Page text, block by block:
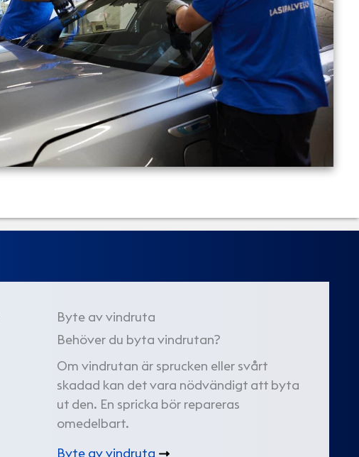
Byte av vindruta
Behöver du byta vindrutan?
Om vindrutan är sprucken eller svårt
skadad kan det vara nödvändigt att byta
ut den. En spricka bör repareras
omedelbart.
Byte av vindruta